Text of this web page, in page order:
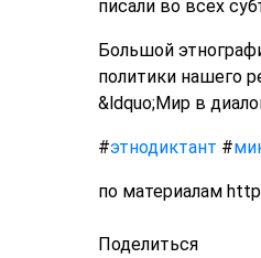
писали во всех
Большой
политики нашего
&ldquo;Мир в
#этнодиктант #
по материалам
Поделиться